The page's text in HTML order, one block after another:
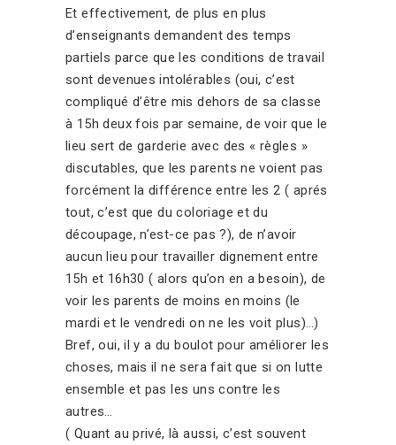
Et effectivement, de plus en plus
d’enseignants demandent des temps
partiels parce que les conditions de travail
sont devenues intolérables (oui, c’est
compliqué d’être mis dehors de sa classe
à 15h deux fois par semaine, de voir que le
lieu sert de garderie avec des « règles »
discutables, que les parents ne voient pas
forcément la différence entre les 2 ( aprés
tout, c’est que du coloriage et du
découpage, n’est-ce pas ?), de n’avoir
aucun lieu pour travailler dignement entre
15h et 16h30 ( alors qu’on en a besoin), de
voir les parents de moins en moins (le
mardi et le vendredi on ne les voit plus)…)
Bref, oui, il y a du boulot pour améliorer les
choses, mais il ne sera fait que si on lutte
ensemble et pas les uns contre les
autres…
( Quant au privé, là aussi, c’est souvent